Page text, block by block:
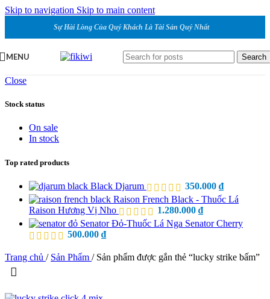
Skip to navigation Skip to main content
Sự Hài Lòng Của Quý Khách Là Tài Sản Quý Nhất
MENU Search
Close
Stock status
On sale
In stock
Top rated products
Black Djarum 350.000 ₫
Raison French Black - Thuốc Lá
Raison Hương Vị Nho
1.280.000 ₫
Senator Đỏ-Thuốc Lá Nga Senator Cherry
500.000 ₫
Trang chủ / Sản Phẩm / Sản phẩm được gắn thẻ “lucky strike bấm”